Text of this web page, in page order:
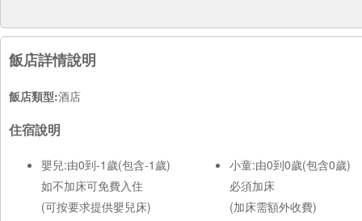
飯店詳情說明
飯店類型:酒店
住宿說明
嬰兒:由0到-1歲(包含-1歲)
如不加床可免費入住
(可按要求提供嬰兒床)
小童:由0到0歲(包含0歲)
必須加床
(加床需額外收費)